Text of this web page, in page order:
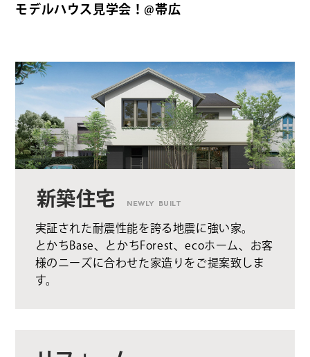
モデルハウス見学会！@帯広
新築住宅 NEWLY BUILT
実証された耐震性能を誇る地震に強い家。
とかちBase、とかちForest、ecoホーム、お客
様のニーズに合わせた家造りをご提案致しま
す。